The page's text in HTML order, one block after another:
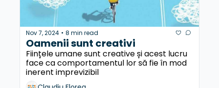
Nov 7, 2024 • 8 min read
Oamenii sunt creativi
Ființele umane sunt creative și acest lucru
face ca comportamentul lor să fie în mod
inerent imprevizibil